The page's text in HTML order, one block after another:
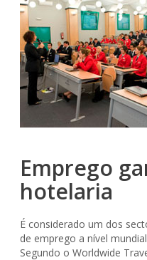
Emprego
hotelaria
É considerado um dos
de emprego a nível
Segundo o Worldwide